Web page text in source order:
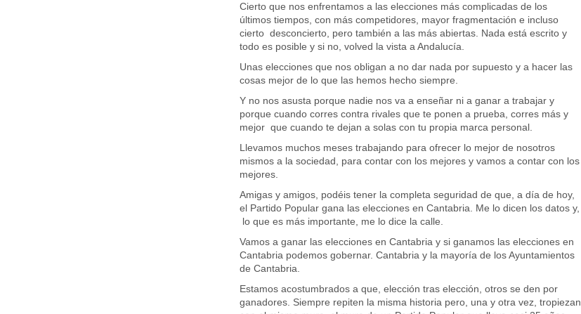
Cierto que nos enfrentamos a las elecciones más complicadas de los
últimos tiempos, con más competidores, mayor fragmentación e incluso
cierto desconcierto, pero también a las más abiertas. Nada está escrito y
todo es posible y si no, volved la vista a Andalucía.
Unas elecciones que nos obligan a no dar nada por supuesto y a hacer las
cosas mejor de lo que las hemos hecho siempre.
Y no nos asusta porque nadie nos va a enseñar ni a ganar a trabajar y
porque cuando corres contra rivales que te ponen a prueba, corres más y
mejor que cuando te dejan a solas con tu propia marca personal.
Llevamos muchos meses trabajando para ofrecer lo mejor de nosotros
mismos a la sociedad, para contar con los mejores y vamos a contar con los
mejores.
Amigas y amigos, podéis tener la completa seguridad de que, a día de hoy,
el Partido Popular gana las elecciones en Cantabria. Me lo dicen los datos y,
lo que es más importante, me lo dice la calle.
Vamos a ganar las elecciones en Cantabria y si ganamos las elecciones en
Cantabria podemos gobernar. Cantabria y la mayoría de los Ayuntamientos
de Cantabria.
Estamos acostumbrados a que, elección tras elección, otros se den por
ganadores. Siempre repiten la misma historia pero, una y otra vez, tropiezan